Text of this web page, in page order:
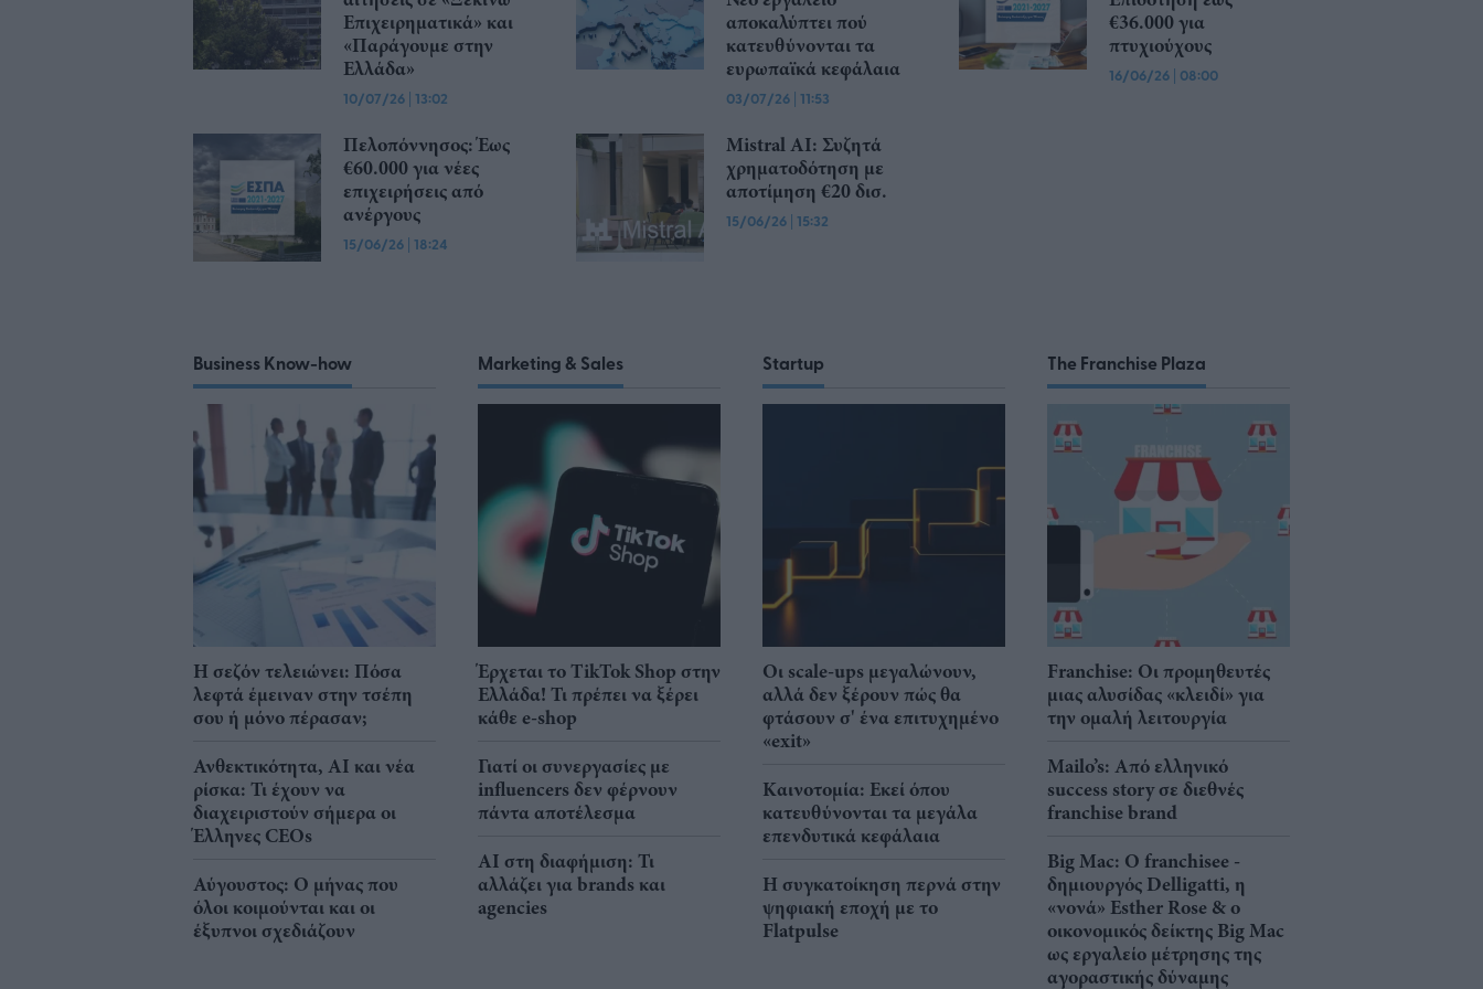
Επιχειρηματικά» και
«Παράγουμε στην
Ελλάδα»
10/07/26 | 13:02
αποκαλύπτει πού
κατευθύνονται τα
ευρωπαϊκά κεφάλαια
03/07/26 | 11:53
€36.000 για
πτυχιούχους
16/06/26 | 08:00
Πελοπόννησος: Έως
€60.000 για νέες
επιχειρήσεις από
ανέργους
15/06/26 | 18:24
Mistral AI: Συζητά
χρηματοδότηση με
αποτίμηση €20 δισ.
15/06/26 | 15:32
Business Know-how
Η σεζόν τελειώνει: Πόσα
λεφτά έμειναν στην τσέπη
σου ή μόνο πέρασαν;
Ανθεκτικότητα, AI και νέα
ρίσκα: Τι έχουν να
διαχειριστούν σήμερα οι
Έλληνες CEOs
Αύγουστος: Ο μήνας που
όλοι κοιμούνται και οι
έξυπνοι σχεδιάζουν
Marketing & Sales
Έρχεται το TikTok Shop στην
Ελλάδα! Τι πρέπει να ξέρει
κάθε e-shop
Γιατί οι συνεργασίες με
influencers δεν φέρνουν
πάντα αποτέλεσμα
AI στη διαφήμιση: Τι
αλλάζει για brands και
agencies
Startup
Οι scale-ups μεγαλώνουν,
αλλά δεν ξέρουν πώς θα
φτάσουν σ' ένα επιτυχημένο
«exit»
Καινοτομία: Εκεί όπου
κατευθύνονται τα μεγάλα
επενδυτικά κεφάλαια
Η συγκατοίκηση περνά στην
ψηφιακή εποχή με το
Flatpulse
The Franchise Plaza
Franchise: Οι προμηθευτές
μιας αλυσίδας «κλειδί» για
την ομαλή λειτουργία
Mailo’s: Από ελληνικό
success story σε διεθνές
franchise brand
Big Mac: Ο franchisee -
δημιουργός Delligatti, η
«νονά» Esther Rose & ο
οικονομικός δείκτης Big Mac
ως εργαλείο μέτρησης της
αγοραστικής δύναμης